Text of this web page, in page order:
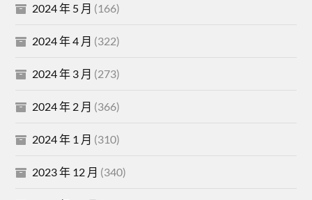
2024 年 5 月 (166)
2024 年 4 月 (322)
2024 年 3 月 (273)
2024 年 2 月 (366)
2024 年 1 月 (310)
2023 年 12 月 (340)